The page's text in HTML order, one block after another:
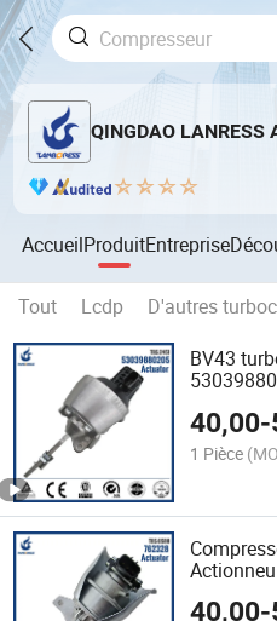
QINGDAO LANRESS
AccueilProduitEntreprise
Tout Lcdp D'autres
BV43
40,00-
1 Pièce
40,00-